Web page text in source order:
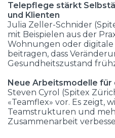
Telepflege stärkt
und Klienten
Julia Zeller-Schnider
mit Beispielen aus der
Wohnungen oder
beitragen, dass
Gesundheitszustand
Neue Arbeitsmodelle für
Steven Cyrol (Spitex
«Teamflex» vor. Es zeigt,
Teamstrukturen und
Zusammenarbeit